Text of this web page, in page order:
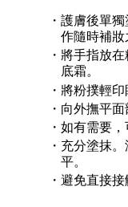
護膚後單獨
作隨時補妝
將手指放
底霜。
將粉撲輕印
向外撫平面
如有需要，
充分塗抹
平。
避免直接接